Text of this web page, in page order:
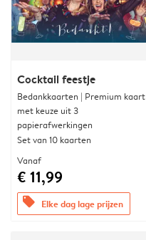
Cocktail feestje
Bedankkaarten | Premium kaart
met keuze uit 3
papierafwerkingen
Set van 10 kaarten
Vanaf
€ 11,99
offers Elke dag lage prijzen